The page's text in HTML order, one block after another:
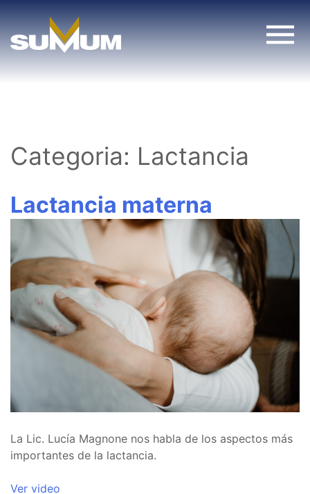
content
Categoria: Lactancia
Lactancia materna
La Lic. Lucía Magnone nos habla de los aspectos más
importantes de la lactancia.
Ver video